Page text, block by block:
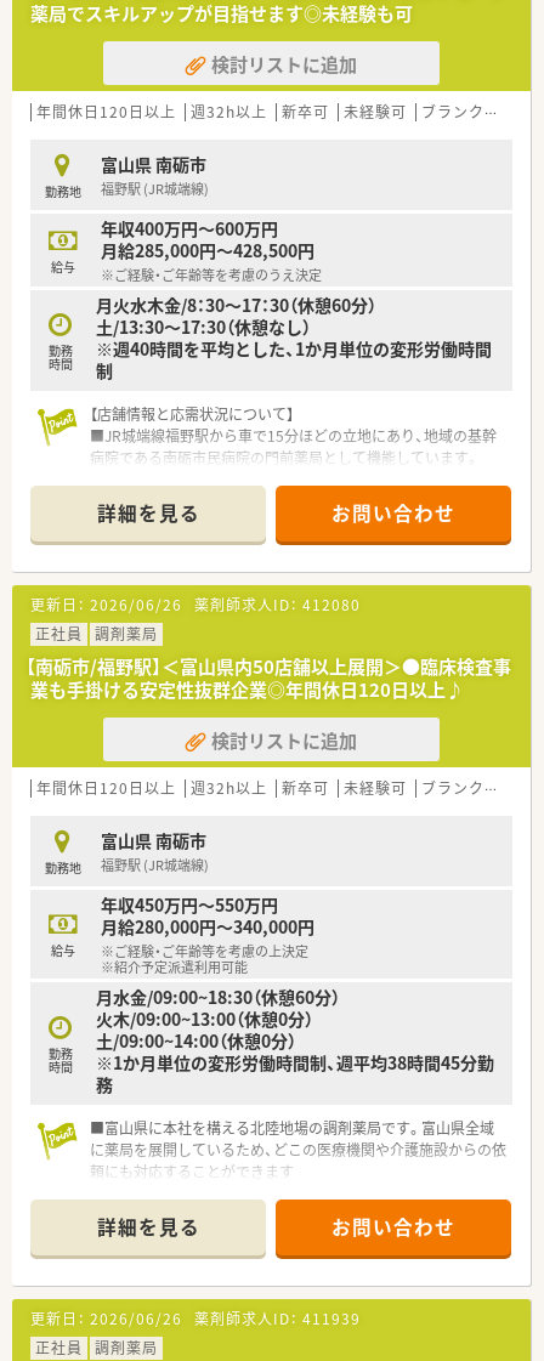
療機関と抜群の関係性を築いています。
【こんな方が活躍中】
■子育て世代の職員が多数活躍しており、お子様の急な発熱など
にも柔軟に対応できる風土があります。
薬剤師として活躍している先輩がいます。
■地域に根差した医療への貢献意欲が高い方が、患者様や医療機
関と信頼関係を築きながら活躍中です。
【こんな方にオススメ】
■残業が少なく休日もしっかり取れるため、ワークライフバラン
スを重視して働きたい方に最適な環境です。
■複数の事業を展開している安定企業のため、腰を据えて長期的
なキャリアプランを描きたい方におすすめです。
■未経験からでも着実に成長できる研修制度が整っており、スキ
ルアップを目指したい向上心のある方に最適です。
薬局でスキルアップが目指せます◎未経験も可
検討リストに追加
年間休日120日以上 週32h以上 新卒可 未経験可 ブランク可
勤務地
富山県 南砺市
福野駅 (JR城端線)
給与
年収400万円～600万円
月給285,000円～428,500円
※ご経験・ご年齢等を考慮のうえ決定
勤務
時間
月火水木金/8：30～17：30（休憩60分）
土/13:30～17:30（休憩なし）
※週40時間を平均とした、1か月単位の変形労働時間
制
【店舗情報と応需状況について】
■JR城端線福野駅から車で15分ほどの立地にあり、地域の基幹
病院である南砺市民病院の門前薬局として機能しています。
目を1日80枚から100枚程度応需しており、幅広い処方知識が習
得できる環境です。
■薬剤師は常時3名から4名の複数名体制で、17時30分までの開
局時間なので、安心して業務に取り組め、プライベートの時間も
確保できます。
【募集背景と求める人物像について】
■欠員補充を目的とした募集ですが、かかりつけ薬剤師や健康サ
ポートへの意識が高い方を積極的に採用しています。
■年齢は20代から50代半ばまで相談可能で、40代までは未経験
者も随時相談でき、マイカー通勤が可能な方を歓迎しています。
■地域に密着し、患者さま一人ひとりと向き合った質の高い服薬
指導を実践したいという意欲のある方に最適な求人です。
■東証プライム上場企業として全国に350店舗以上を展開し、大
学病院門前やドラッグストア・コンビニ併設など多様な薬局形態
を持つ大手法人の求人です。
■業界で初めてM&Aをスタートした実績を持ち、今後も新規出
店やM&Aを継続的に推進することで高い成長が見込める企業で
す。
■地域密着型経営に注力しており、約25年前より在宅医療に取
とが大きな特徴です。
詳細を見る お問い合わせ
更新日： 2026/06/26 薬剤師求人ID： 412080
正社員
調剤薬局
【南砺市/福野駅】＜富山県内50店舗以上展開＞●臨床検査事
業も手掛ける安定性抜群企業◎年間休日120日以上♪
検討リストに追加
年間休日120日以上 週32h以上 新卒可 未経験可 ブランク可
勤務地
富山県 南砺市
福野駅 (JR城端線)
給与
年収450万円～550万円
月給280,000円～340,000円
※ご経験・ご年齢等を考慮の上決定
※紹介予定派遣利用可能
勤務
時間
月水金/09:00~18:30（休憩60分）
火木/09:00~13:00（休憩0分）
土/09:00~14:00（休憩0分）
※1か月単位の変形労働時間制、週平均38時間45分勤
務
■富山県に本社を構える北陸地場の調剤薬局です。富山県全域
に薬局を展開しているため、どこの医療機関や介護施設からの依
頼にも対応することができます
科目を応需する店舗、面応需の店舗など幅広い店舗展開で同一企
業に在籍しながらスキルアップが可能です
■福野駅より徒歩13分！お車での通勤も可能です♪
■全薬局に調剤監査装置をはじめ、全自動分包機、ＰＴＰシート
払出装置、水剤分注機など調剤の最新機器も積極的に導入してお
ります
詳細を見る お問い合わせ
更新日： 2026/06/26 薬剤師求人ID： 411939
正社員
調剤薬局